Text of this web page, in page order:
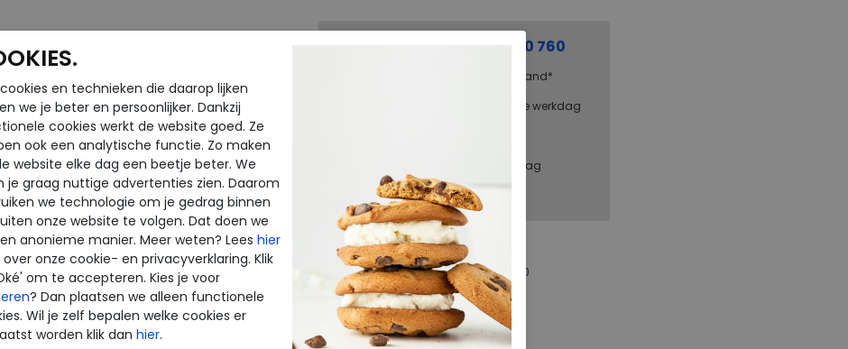
veterschoenen
0229 760 760
Gratis verzending binnen Nederland*
Voor 14:00 uur besteld = dezelfde werkdag
Altijd retourneren, binnen 1 werkdag
terugbetaald
Merk
Legero
Fabrikantcode
2-000317-8500
Bestelcode
230.69.000008
Kleur
Blau
en technieken die daarop lijken
we je beter en persoonlijker. Dankzij
cookies werkt de website goed. Ze
ook een analytische functie. Zo maken
website elke dag een beetje beter. We
je graag nuttige advertenties zien. Daarom
we technologie om je gedrag binnen
onze website te volgen. Dat doen we
anonieme manier. Meer weten? Lees hier
over onze cookie- en privacyverklaring. Klik
om te accepteren. Kies je voor
? Dan plaatsen we alleen functionele
Wil je zelf bepalen welke cookies er
worden klik dan hier.